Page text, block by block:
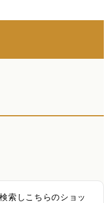
索しこちらのショッ